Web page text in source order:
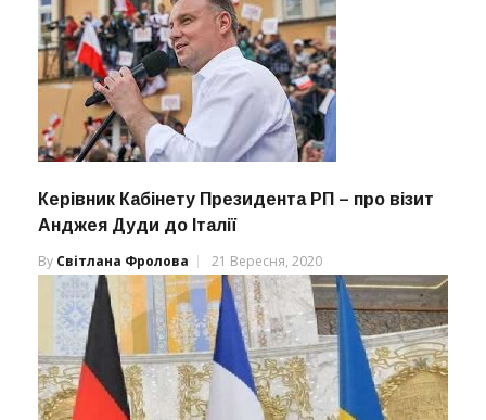
Керівник Кабінету Президента РП – про візит
Анджея Дуди до Італії
By Світлана Фролова 21 Вересня, 2020